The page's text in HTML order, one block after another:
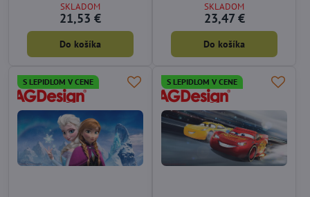
SKLADOM
21,53 €
Do košíka
SKLADOM
23,47 €
Do košíka
S LEPIDLOM V CENE S LEPIDLOM V CENE